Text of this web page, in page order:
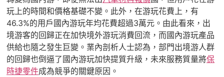
玩上的時間和價格基礎不變。此外，在游玩花費上，有
46.3%的用戶國內游玩年均花費超過3萬元。由此看來，出
境游客的回歸正在加快境外游玩消費回流，而國內游玩產品
供給也隨之發生巨變。業內剖析人士認為，部門出境游人群
的回歸也倒逼了國內游玩加快提質升級，未來服務質量將保
時捷零件成為競爭的關鍵原因。